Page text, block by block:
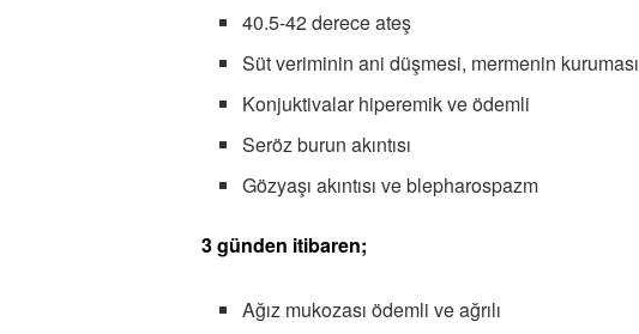
40.5-42 derece ateş
Süt veriminin ani düşmesi, mermenin kuruması
Konjuktivalar hiperemik ve ödemli
Seröz burun akıntısı
Gözyaşı akıntısı ve blepharospazm
3 günden itibaren;
Ağız mukozası ödemli ve ağrılı